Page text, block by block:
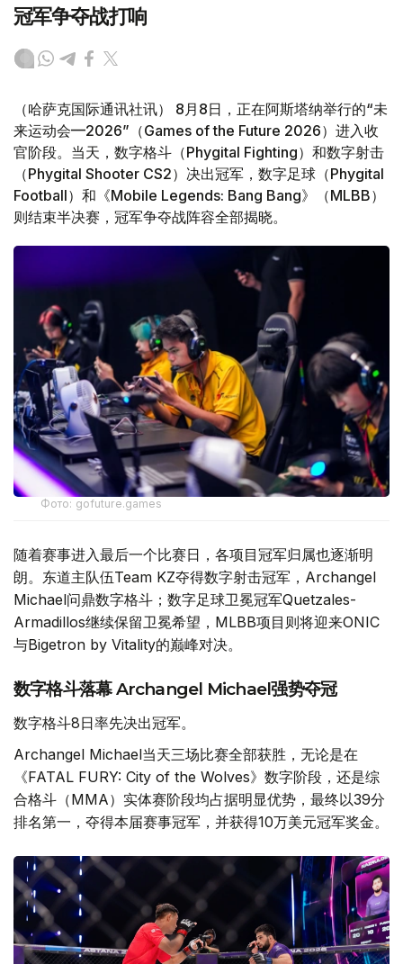
冠军争夺战打响
（哈萨克国际通讯社讯） 8月8日，正在阿斯塔纳举行的“未
来运动会—2026”（Games of the Future 2026）进入收
官阶段。当天，数字格斗（Phygital Fighting）和数字射击
（Phygital Shooter CS2）决出冠军，数字足球（Phygital
Football）和《Mobile Legends: Bang Bang》（MLBB）
则结束半决赛，冠军争夺战阵容全部揭晓。
Фото: gofuture.games
随着赛事进入最后一个比赛日，各项目冠军归属也逐渐明
朗。东道主队伍Team KZ夺得数字射击冠军，Archangel
Michael问鼎数字格斗；数字足球卫冕冠军Quetzales-
Armadillos继续保留卫冕希望，MLBB项目则将迎来ONIC
与Bigetron by Vitality的巅峰对决。
数字格斗落幕 Archangel Michael强势夺冠
数字格斗8日率先决出冠军。
Archangel Michael当天三场比赛全部获胜，无论是在
《FATAL FURY: City of the Wolves》数字阶段，还是综
合格斗（MMA）实体赛阶段均占据明显优势，最终以39分
排名第一，夺得本届赛事冠军，并获得10万美元冠军奖金。